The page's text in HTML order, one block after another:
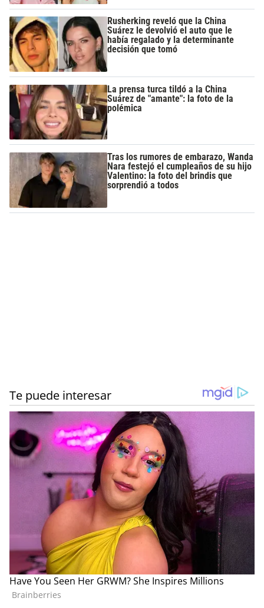
Rusherking reveló que la China
Suárez le devolvió el auto que le
había regalado y la determinante
decisión que tomó
La prensa turca tildó a la China
Suárez de "amante": la foto de la
polémica
Tras los rumores de embarazo, Wanda
Nara festejó el cumpleaños de su hijo
Valentino: la foto del brindis que
sorprendió a todos